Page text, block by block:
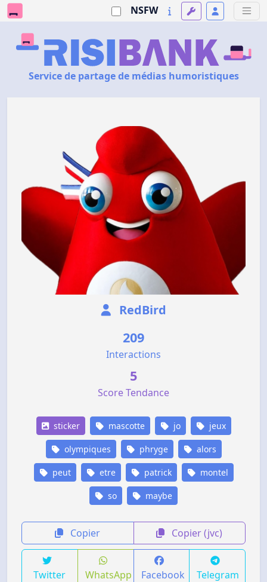
NSFW
Service de partage de médias humoristiques
RedBird
209
Interactions
5
Score Tendance
sticker mascotte jo jeux
olympiques phryge alors
peut etre patrick montel
so maybe
Copier Copier (jvc)
Twitter WhatsApp Facebook Telegram